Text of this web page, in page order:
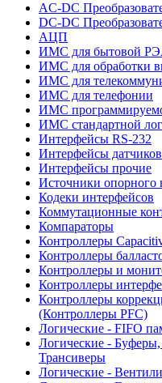
AC-DC
DC-DC
АЦП
ИМС для бытовой
ИМС для обработки
ИМС для
ИМС для телефонии
ИМС
ИМС стандартной
Интерфейсы RS-232
Интерфейсы
Интерфейсы прочие
Источники опорного
Кодеки интерфейсов
Коммутационные
Компараторы
Контроллеры
Контроллеры
Контроллеры и
Контроллеры
Контроллеры
(Контроллеры PFC)
Логические - FIFO
Логические -
Трансиверы
Логические -